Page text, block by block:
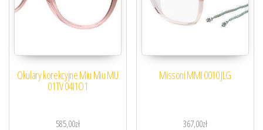
Okulary korekcyjne Miu Miu MU
01TV 04I1O1
585,00zł
Missoni MMI 0010 JLG
367,00zł